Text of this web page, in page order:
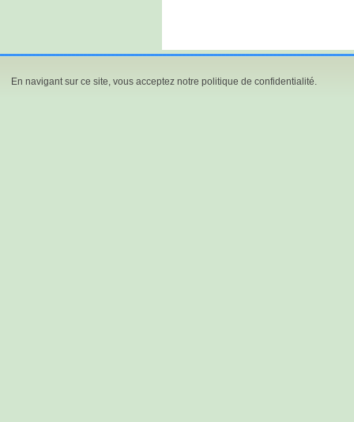
En navigant sur ce site, vous acceptez notre politique de confidentialité.